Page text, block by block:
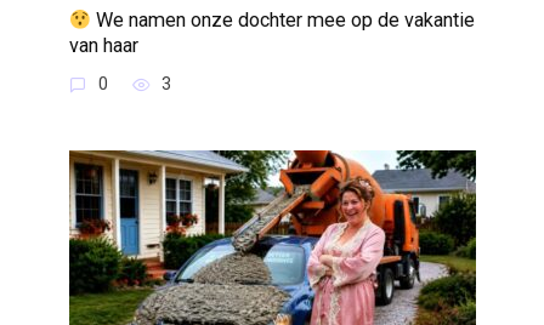
We namen onze dochter mee op de vakantie
van haar
0 3